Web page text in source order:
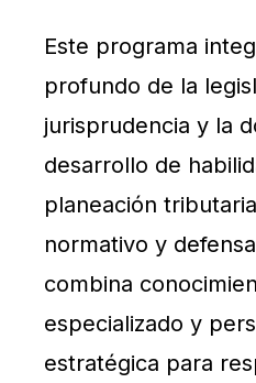
Este programa
profundo de la
jurisprudencia y la
desarrollo de
planeación
normativo y
combina
especializado y
estratégica para